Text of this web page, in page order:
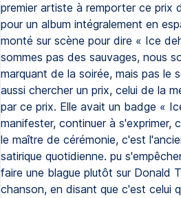
premier artiste à remporter ce prix
pour un album intégralement en
monté sur scène pour dire « Ice
sommes pas des sauvages, nous
marquant de la soirée, mais pas le
aussi chercher un prix, celui de la
par ce prix. Elle avait un badge «
manifester, continuer à
le maître de cérémonie, c'est
satirique quotidienne. pu
faire une blague plutôt sur Donald
chanson, en disant que c'est celui